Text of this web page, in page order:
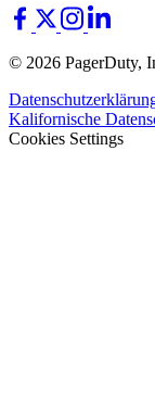
© 2026 PagerDuty,
Kalifornische
Cookies Settings